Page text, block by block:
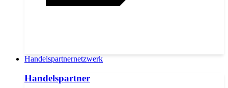
Handelspartnernetzwerk
Handelspartner